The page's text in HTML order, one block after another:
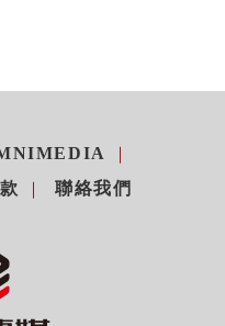
聯絡我們